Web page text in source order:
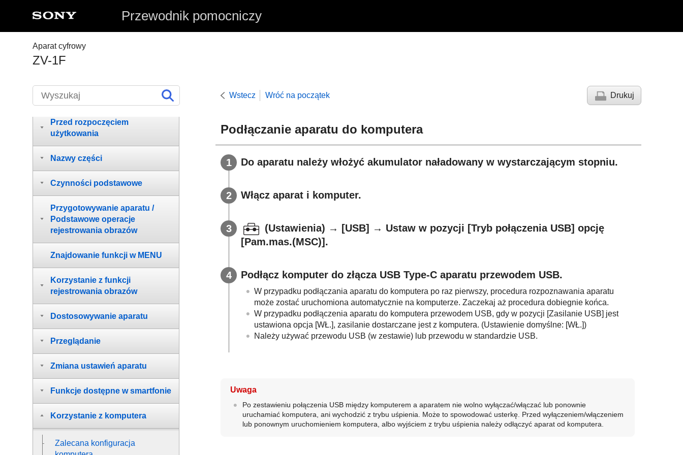
Przewodnik pomocniczy
Aparat cyfrowy
ZV-1F
Wstecz Wróć na początek Drukuj
Podłączanie aparatu do komputera
Do aparatu należy włożyć akumulator naładowany w wystarczającym stopniu.
Włącz aparat i komputer.
(Ustawienia) → [USB] → Ustaw w pozycji [Tryb połączenia USB] opcję
[Pam.mas.(MSC)] .
Podłącz komputer do złącza USB Type-C aparatu przewodem USB.
W przypadku podłączania aparatu do komputera po raz pierwszy, procedura rozpoznawania aparatu
może zostać uruchomiona automatycznie na komputerze. Zaczekaj aż procedura dobiegnie końca.
W przypadku podłączenia aparatu do komputera przewodem USB, gdy w pozycji [Zasilanie USB] jest
ustawiona opcja [WŁ.], zasilanie dostarczane jest z komputera. (Ustawienie domyślne: [WŁ.])
Należy używać przewodu USB (w zestawie) lub przewodu w standardzie USB.
Uwaga
Po zestawieniu połączenia USB między komputerem a aparatem nie wolno wyłączać/włączać lub ponownie
uruchamiać komputera, ani wychodzić z trybu uśpienia. Może to spowodować usterkę. Przed wyłączeniem/włączeniem
lub ponownym uruchomieniem komputera, albo wyjściem z trybu uśpienia należy odłączyć aparat od komputera.
Korzystanie z pozycji
„Przewodnik pomocniczy”
Przed rozpoczęciem
użytkowania
Nazwy części
Czynności podstawowe
Przygotowywanie aparatu /
Podstawowe operacje
rejestrowania obrazów
Znajdowanie funkcji w MENU
Korzystanie z funkcji
rejestrowania obrazów
Dostosowywanie aparatu
Przeglądanie
Zmiana ustawień aparatu
Funkcje dostępne w smartfonie
Korzystanie z komputera
Zalecana konfiguracja